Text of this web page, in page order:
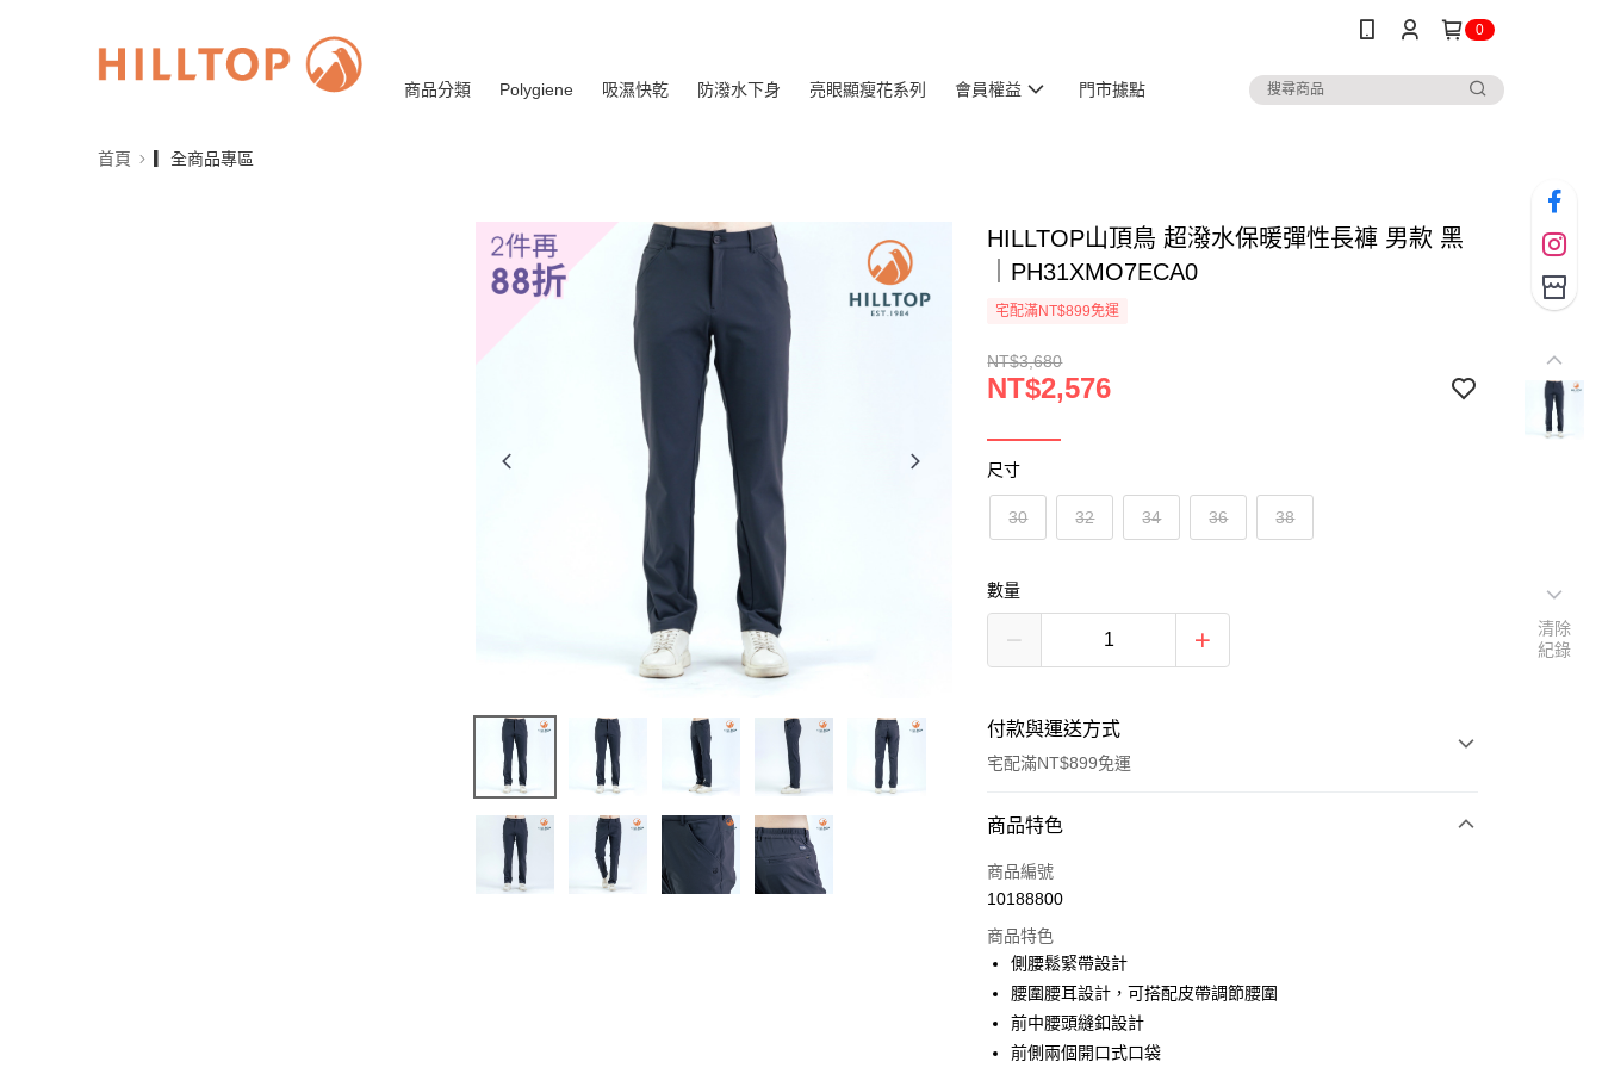
0
商品分類 Polygiene 吸濕快乾 防潑水下身 亮眼顯瘦花系列 會員權益 門市據點
首頁 ▎全商品專區
HILLTOP山頂鳥 超潑水保暖彈性長褲 男款 黑
｜PH31XMO7ECA0
宅配滿NT$899免運
NT$3,680
NT$2,576
尺寸
30 32 34 36 38
數量
付款與運送方式
宅配滿NT$899免運
付款方式
信用卡一次付款
Apple Pay
悠遊付
Google Pay
商品特色
商品編號
10188800
商品特色
側腰鬆緊帶設計
腰圍腰耳設計，可搭配皮帶調節腰圍
前中腰頭縫釦設計
前側兩個開口式口袋
清除
紀錄